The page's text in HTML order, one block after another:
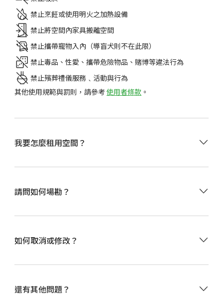
禁止烹飪或使用明火之加熱設備
禁止將空間內家具搬離空間
禁止攜帶寵物入內（導盲犬則不在此限）
禁止毒品、性愛、攜帶危險物品、賭博等違法行為
禁止殯葬禮儀服務﹑活動與行為
其他使用規範與罰則，請參考使用者條款 。
我要怎麼租用空間？
可使用信用卡/金融卡、全盈支付、街口支付、AFTEE先
活動前5分鐘至現場，於智慧門鎖輸入
請問如何場勘？
作人員，因此請於網站上付費預訂一小時，再自行進入
服詢問我們其他的資訊。
如何取消或修改？
改訂單包含「取消退費」、「改期」、「延長縮短時
還有其他問題？